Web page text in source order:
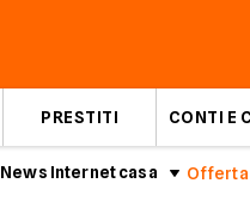
PRESTITI CONTI E
News Internet casa